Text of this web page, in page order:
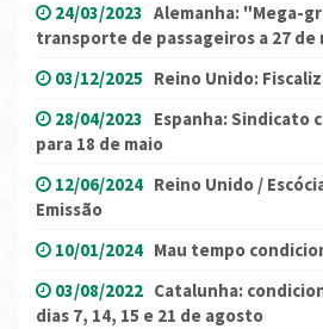
24/03/2023 Alemanha: "Mega-
transporte de passageiros a 27 de
03/12/2025 Reino Unido:
28/04/2023 Espanha: Sindicato
para 18 de maio
12/06/2024 Reino Unido /
Emissão
10/01/2024 Mau tempo
03/08/2022 Catalunha:
dias 7, 14, 15 e 21 de agosto